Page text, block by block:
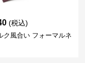
(税込)
ク風合い フォーマルネ